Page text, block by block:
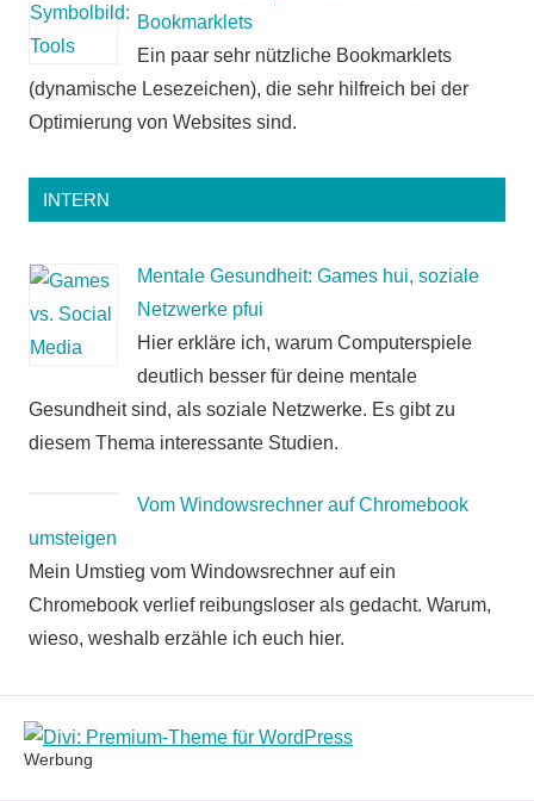
Bookmarklets
Ein paar sehr nützliche Bookmarklets
(dynamische Lesezeichen), die sehr hilfreich bei der
Optimierung von Websites sind.
INTERN
Mentale Gesundheit: Games hui, soziale
Netzwerke pfui
Hier erkläre ich, warum Computerspiele
deutlich besser für deine mentale
Gesundheit sind, als soziale Netzwerke. Es gibt zu
diesem Thema interessante Studien.
Vom Windowsrechner auf Chromebook
umsteigen
Mein Umstieg vom Windowsrechner auf ein
Chromebook verlief reibungsloser als gedacht. Warum,
wieso, weshalb erzähle ich euch hier.
Werbung